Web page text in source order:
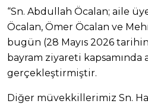
“Sn. Abdullah Öcalan; aile
Öcalan, Ömer Öcalan ve
bugün (28 Mayıs 2026
bayram ziyareti kapsamında
gerçekleştirmiştir.
Diğer müvekkillerimiz Sn.